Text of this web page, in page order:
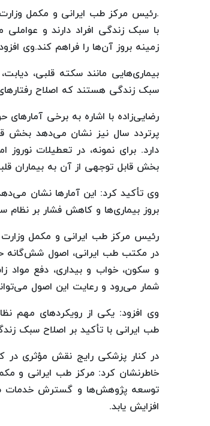
.رئیس مرکز طب ایرانی و مکمل وزارت
با سبک زندگی افراد دارند و
زمینه بروز آن‌ها را فراهم کند.وی
بیماری‌هایی مانند سکته قلبی،
سبک زندگی هستند که اصلاح
رضایی‌زاده با اشاره به برخی
پرتردد سال نیز نشان می‌دهد بخش
دارد. برای نمونه، در تعطیلات
بخش قابل توجهی از آن به بیماران
وی تأکید کرد: این آمارها نشان
بروز بیماری‌ها و کاهش فشار بر نظام
رئیس مرکز طب ایرانی و مکمل وزارت
در مکتب طب ایرانی، اصول شش‌گانه
و سکون، خواب و بیداری، دفع مواد
شمار می‌رود و رعایت این اصول
وی افزود: یکی از رویکردهای مهم
طب ایرانی با تأکید بر اصلاح سبک
در کنار پزشکی رایج نقش مؤثری در
خاطرنشان کرد: مرکز طب ایرانی و
توسعه پژوهش‌ها و گسترش خدمات
افزایش یابد.